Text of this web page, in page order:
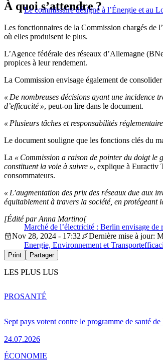
Le commissaire désigné à l’Énergie et au
À quoi s’attendre ?
Les fonctionnaires de la Commission chargés de
où elles produisent le plus.
L’Agence fédérale des réseaux d’Allemagne
propices à leur rendement.
La Commission envisage également de
« De nombreuses décisions ayant une incidence
d’efficacité », peut-on lire dans le document.
« Plusieurs tâches et responsabilités
Le document souligne que les fonctions clés du
La « Commission a raison de pointer du doigt le
constituent la voie à suivre », explique à Euractiv
consommateurs.
« L’augmentation des prix des réseaux due aux
équitablement à travers la société, en protégeant
Marché de l’électricité : Berlin envisage
[Édité par Anna Martino[
Nov 28, 2024 - 17:32
Dernière mise à jour:
Energie, Environnement et Transport
Print Partager
LES PLUS LUS
Sept pays votent contre le programme de santé
24.07.2026
PROSANTÉ
ÉCONOMIE